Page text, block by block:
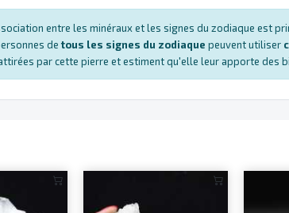
entre les minéraux et les signes du zodiaque est
de tous les signes du zodiaque peuvent utiliser
par cette pierre et estiment qu'elle leur apporte des